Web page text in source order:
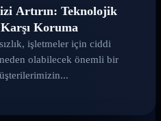
Artırın: Teknolojik
Karşı Koruma
işletmeler için ciddi
olabilecek önemli bir